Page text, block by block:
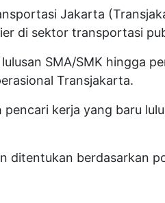
Jakarta
di sektor transportasi
SMA/SMK hingga
Transjakarta.
kerja yang baru
ditentukan berdasarkan